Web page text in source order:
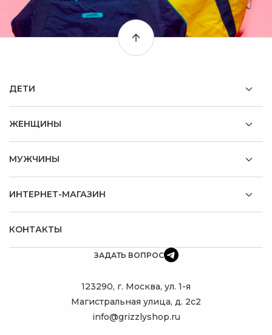
ДЕТИ
ЖЕНЩИНЫ
МУЖЧИНЫ
ИНТЕРНЕТ-МАГАЗИН
КОНТАКТЫ
ЗАДАТЬ ВОПРОС
123290, г. Москва, ул. 1-я
Магистральная улица, д. 2с2
info@grizzlyshop.ru